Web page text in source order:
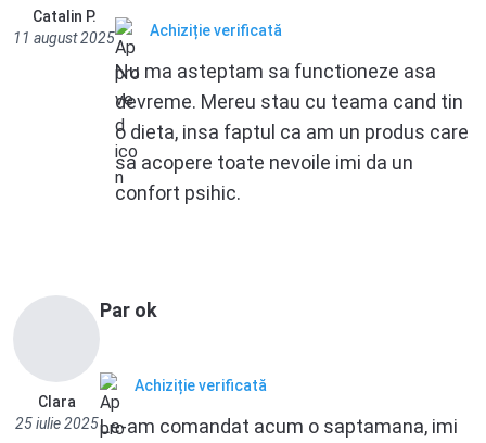
Catalin P.
11 august 2025
Achiziție verificată
Nu ma asteptam sa functioneze asa
devreme. Mereu stau cu teama cand tin
o dieta, insa faptul ca am un produs care
sa acopere toate nevoile imi da un
confort psihic.
Clara
25 iulie 2025
Par ok
Achiziție verificată
Le-am comandat acum o saptamana, imi